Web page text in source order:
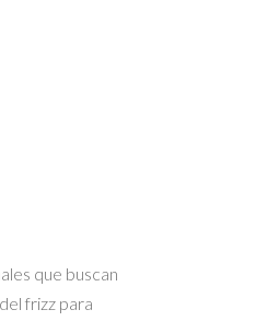
que buscan
frizz para